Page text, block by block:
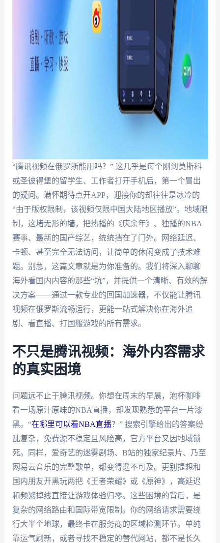
“腾讯视频在俄罗斯能用吗？” 这几乎是每个刚到莫斯科
或圣彼得堡的留学生、工作者打开手机后，第一个冒出
的疑问。满怀期待点开APP，迎接你的却往往是冰冷的
“由于版权限制，该视频仅限中国大陆地区播放”。地域限
制，这堵无形的墙，把热播的《庆余年》、独播的NBA
赛事、最新的国产综艺，统统挡在了门外。网络延迟、
卡顿、甚至完全无法访问，让简单的休闲变成了技术难
题。别急，这篇文章就是为你准备的。我们将深入聊聊
海外看国内内容的那些“坑”，并提供一个清晰、有效的解
决方案——通过一款专业的回国加速器，不仅能让腾讯
视频在俄罗斯流畅运行，更能一站式解决你在海外追
剧、看直播、打国服游戏的所有需求。
不只是腾讯视频：海外内容需求
的真实困境
问题远不止于腾讯视频。你想在周末的早晨，泡杯咖啡
看一场原汁原味的NBA直播，却发现熟悉的平台一片漆
黑。“在哪里可以看NBA直播？” 搜索引擎给出的答案纷
乱复杂，免费源不稳定且风险高，官方平台又因地域锁
死。同样，爱奇艺的迷雾剧场、B站的独家纪录片、乃至
网易云音乐的完整歌单，都变得遥不可及。更别提想和
国内朋友开黑玩两把《王者荣耀》或《原神》，高延迟
和频繁掉线直接让游戏体验归零。这些困境的背后，是
复杂的网络路由和国际带宽限制。你的网络请求需要绕
行大半个地球，最终卡在服务商的区域检测环节。单纯
靠运气刷新，或者寻找不稳定的替代网站，都不是长久